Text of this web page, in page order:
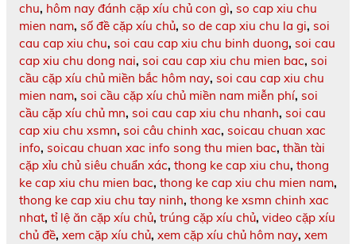
chu, hôm nay đánh cặp xíu chủ con gì, so cap xiu chu
mien nam, số đề cặp xíu chủ, so de cap xiu chu la gi, soi
cau cap xiu chu, soi cau cap xiu chu binh duong, soi cau
cap xiu chu dong nai, soi cau cap xiu chu mien bac, soi
cầu cặp xíu chủ miền bắc hôm nay, soi cau cap xiu chu
mien nam, soi cầu cặp xíu chủ miền nam miễn phí, soi
cầu cặp xíu chủ mn, soi cau cap xiu chu nhanh, soi cau
cap xiu chu xsmn, soi câu chinh xac, soicau chuan xac
info, soicau chuan xac info song thu mien bac, thần tài
cặp xỉu chủ siêu chuẩn xác, thong ke cap xiu chu, thong
ke cap xiu chu mien bac, thong ke cap xiu chu mien nam,
thong ke cap xiu chu tay ninh, thong ke xsmn chinh xac
nhat, tỉ lệ ăn cặp xíu chủ, trúng cặp xíu chủ, video cặp xíu
chủ đề, xem cặp xíu chủ, xem cặp xíu chủ hôm nay, xem